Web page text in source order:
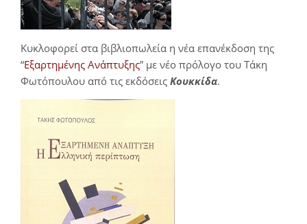
Κυκλοφορεί στα βιβλιοπωλεία η νέα επανέκδοση της
“Εξαρτημένης Ανάπτυξης” με νέο πρόλογο του Τάκη
Φωτόπουλου από τις εκδόσεις Κουκκίδα.